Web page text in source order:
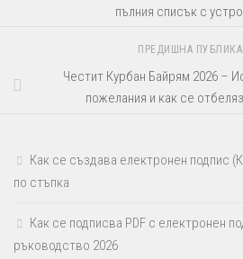
пълния списък с
ПРЕДИШНА
Честит Курбан Байрям 2026 –
пожелания и как се
Как се създава електронен подпис
по стъпка
Как се подписва PDF с електронен
ръководство 2026